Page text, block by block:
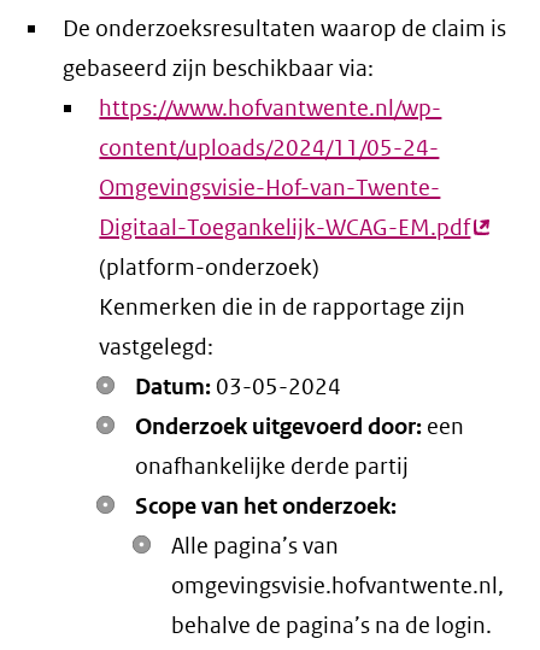
De onderzoeksresultaten waarop de claim is
gebaseerd zijn beschikbaar via:
https://www.hofvantwente.nl/wp-
content/uploads/2024/11/05-24-
Omgevingsvisie-Hof-van-Twente-
Digitaal-Toegankelijk-WCAG-EM.pdf
(platform-onderzoek)
Kenmerken die in de rapportage zijn
vastgelegd:
Datum: 03-05-2024
Onderzoek uitgevoerd door: een
onafhankelijke derde partij
Scope van het onderzoek:
Alle pagina’s van
omgevingsvisie.hofvantwente.nl,
behalve de pagina’s na de login.